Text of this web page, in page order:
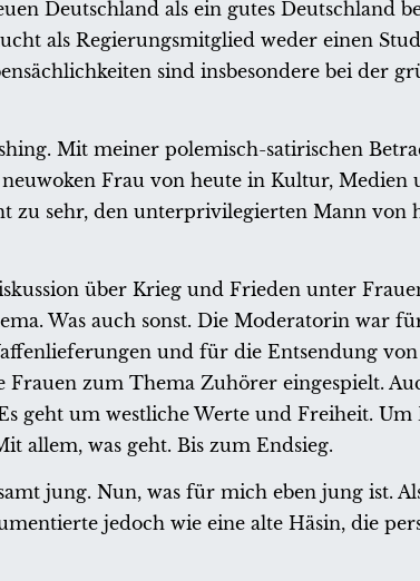
Deutschland als ein gutes Deutschland
als Regierungsmitglied weder einen
sind insbesondere bei der
Mit meiner polemisch-satirischen
Frau von heute in Kultur, Medien
sehr, den unterprivilegierten Mann von
über Krieg und Frieden unter
Was auch sonst. Die Moderatorin war
und für die Entsendung
zum Thema Zuhörer eingespielt.
geht um westliche Werte und Freiheit. Um
allem, was geht. Bis zum Endsieg.
jung. Nun, was für mich eben jung ist.
jedoch wie eine alte Häsin, die